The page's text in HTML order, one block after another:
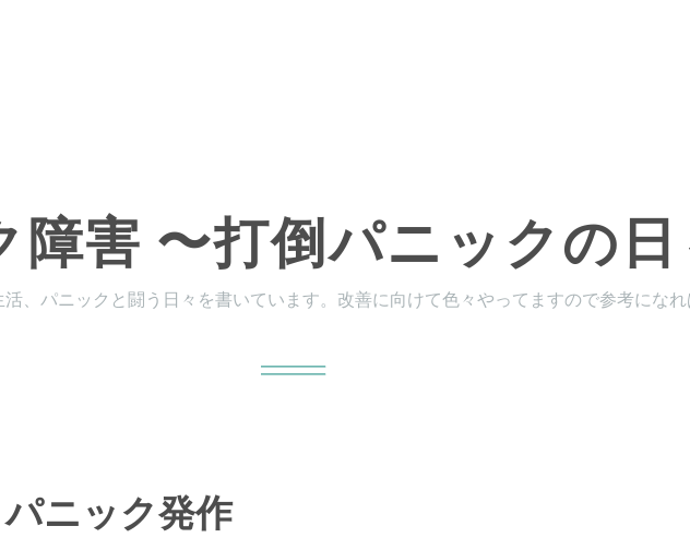
障害 〜打倒パニックの
、パニックと闘う日々を書いています。改善に向けて色々やってますので参考になれ
ニック発作